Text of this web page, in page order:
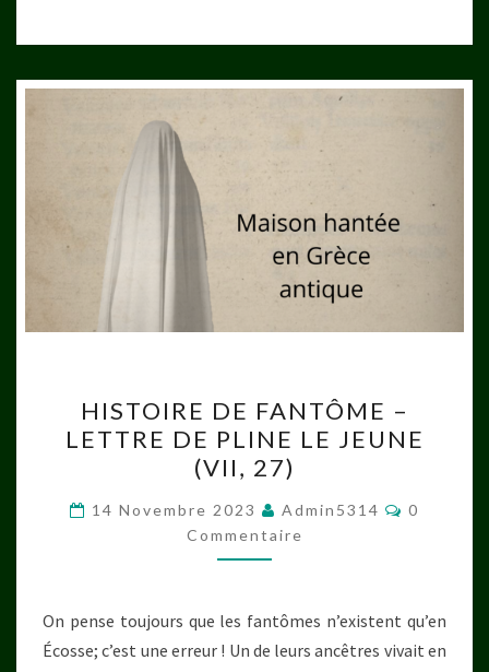
DE
FANTÔME
LETTRE
DE
PLINE
JEUNE
(VII,
HISTOIRE DE FANTÔME –
LETTRE DE PLINE LE JEUNE
(VII, 27)
14 Novembre 2023 Admin5314
0
Commentaire
On pense toujours que les fantômes n’existent qu’en
Écosse; c’est une erreur ! Un de leurs ancêtres vivait en